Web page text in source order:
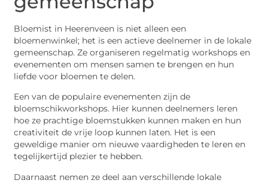
Bloemist in Heerenveen is niet alleen een
bloemenwinkel; het is een actieve deelnemer in de lokale
gemeenschap. Ze organiseren regelmatig workshops en
evenementen om mensen samen te brengen en hun
liefde voor bloemen te delen.
Een van de populaire evenementen zijn de
bloemschikworkshops. Hier kunnen deelnemers leren
hoe ze prachtige bloemstukken kunnen maken en hun
creativiteit de vrije loop kunnen laten. Het is een
geweldige manier om nieuwe vaardigheden te leren en
tegelijkertijd plezier te hebben.
Daarnaast nemen ze deel aan verschillende lokale